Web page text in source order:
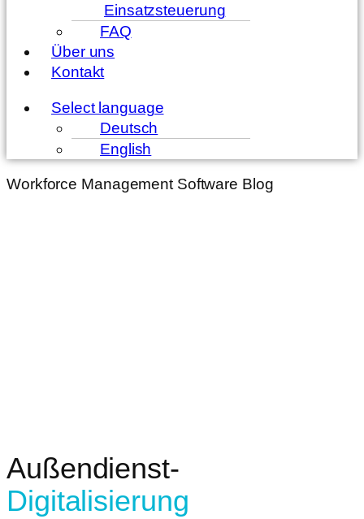
Einsatzsteuerung
FAQ
Über uns
Kontakt
Menü
Select language
Deutsch
English
Workforce Management Software Blog
Außendienst-
Digitalisierung